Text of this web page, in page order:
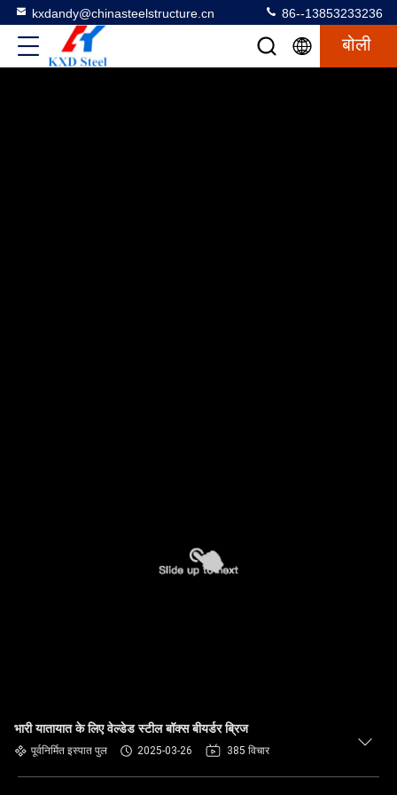
kxdandy@chinasteelstructure.cn 86--13853233236
बोली
भारी यातायात के लिए वेल्डेड स्टील बॉक्स बीयर्डर ब्रिज
पूर्वनिर्मित इस्पात पुल 2025-03-26 385 विचार